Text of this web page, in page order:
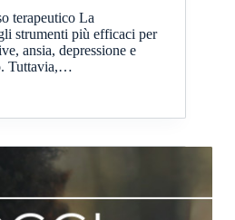
terapeutico La
strumenti più efficaci per
ansia, depressione e
Tuttavia,…